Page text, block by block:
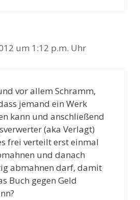
um 1:12 p.m. Uhr
vor allem Schramm,
jemand ein Werk
kann und anschließend
(aka Verlagt)
frei verteilt erst einmal
und danach
abmahnen darf, damit
Buch gegen Geld